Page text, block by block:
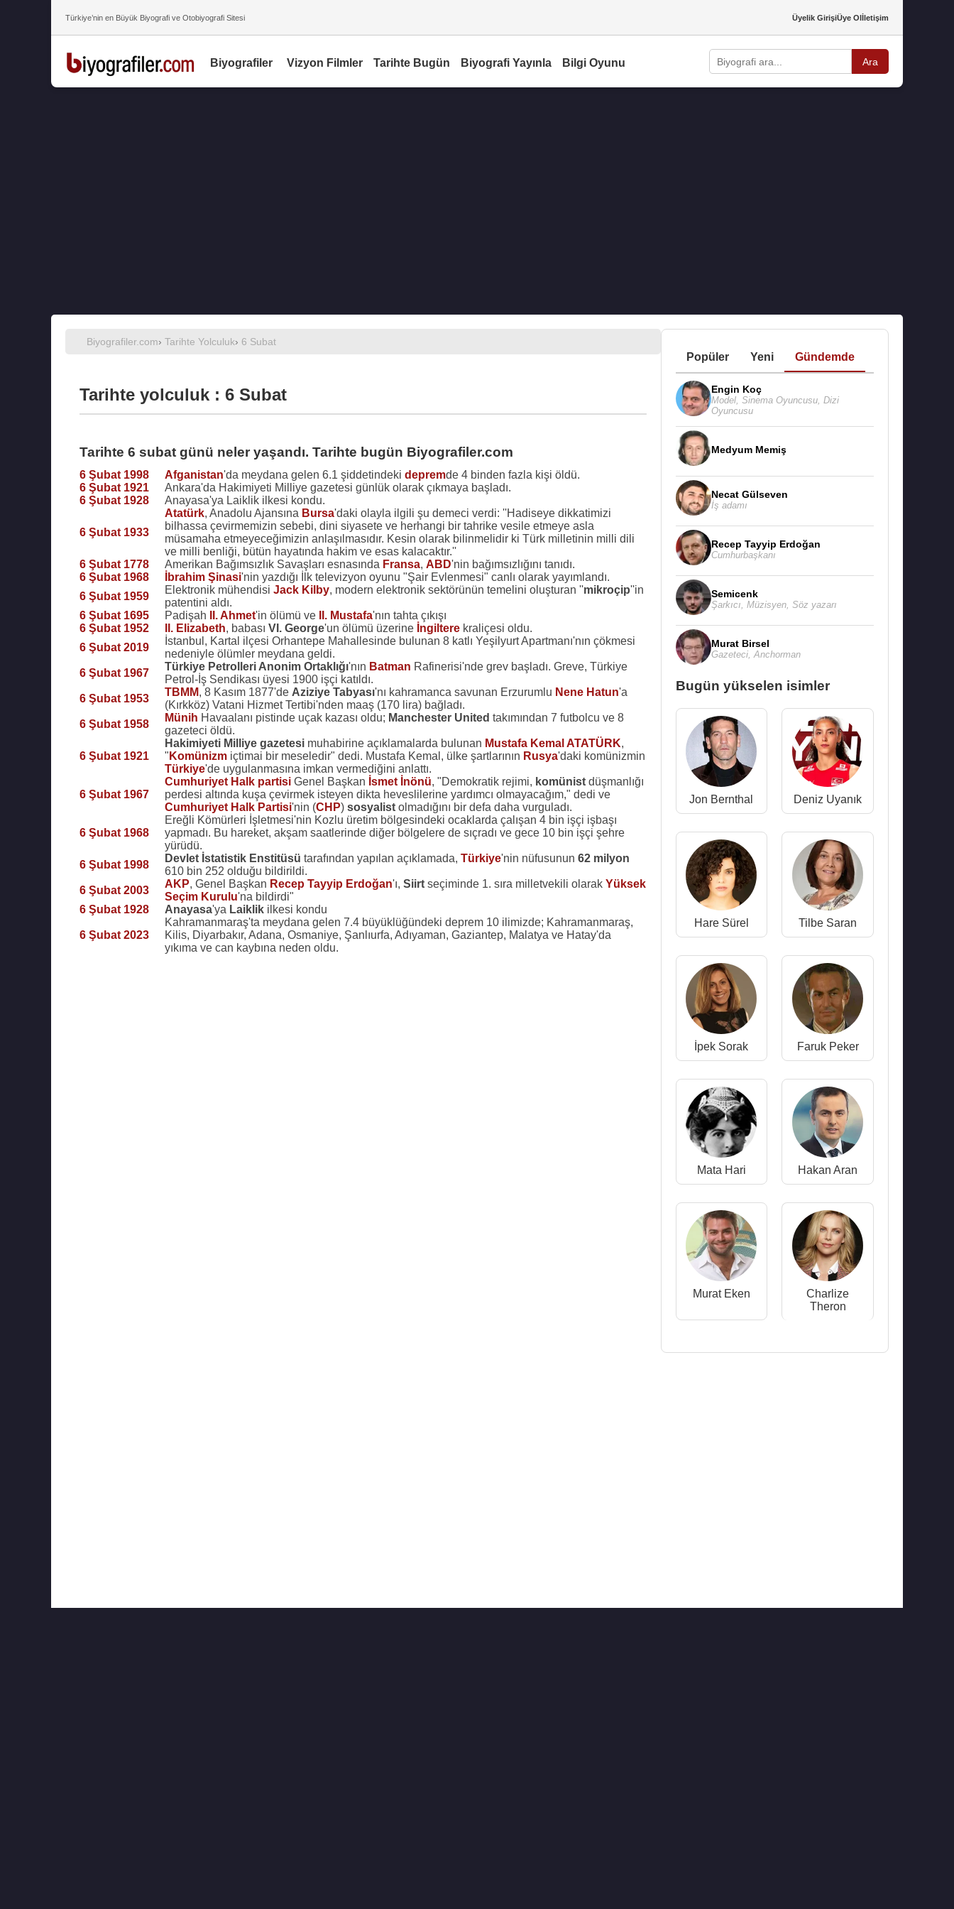
Türkiye’nin en Büyük Biyografi ve Otobiyografi Sitesi Üyelik GirişiÜye Olİletişim
Biyografiler Vizyon Filmler Tarihte Bugün Biyografi Yayınla Bilgi Oyunu Ara
Biyografiler.com› Tarihte Yolculuk› 6 Subat
Tarihte yolculuk : 6 Subat
Tarihte 6 subat günü neler yaşandı. Tarihte bugün Biyografiler.com
6 Şubat 1998 Afganistan'da meydana gelen 6.1 şiddetindeki depremde 4 binden fazla kişi öldü.
6 Şubat 1921
Ankara'da Hakimiyeti Milliye gazetesi günlük olarak çıkmaya başladı.
6 Şubat 1928
Anayasa'ya Laiklik ilkesi kondu.
6 Şubat 1933
Atatürk, Anadolu Ajansına Bursa'daki olayla ilgili şu demeci verdi: ''Hadiseye dikkatimizi
bilhassa çevirmemizin sebebi, dini siyasete ve herhangi bir tahrike vesile etmeye asla
müsamaha etmeyeceğimizin anlaşılmasıdır. Kesin olarak bilinmelidir ki Türk milletinin milli dili
ve milli benliği, bütün hayatında hakim ve esas kalacaktır.''
6 Şubat 1778
Amerikan Bağımsızlık Savaşları esnasında Fransa, ABD'nin bağımsızlığını tanıdı.
6 Şubat 1968
İbrahim Şinasi'nin yazdığı İlk televizyon oyunu "Şair Evlenmesi" canlı olarak yayımlandı.
6 Şubat 1959
Elektronik mühendisi Jack Kilby, modern elektronik sektörünün temelini oluşturan ''mikroçip''in
patentini aldı.
6 Şubat 1695
Padişah II. Ahmet'in ölümü ve II. Mustafa'nın tahta çıkışı
6 Şubat 1952
II. Elizabeth, babası VI. George'un ölümü üzerine İngilterekraliçesi oldu.
6 Şubat 2019
İstanbul, Kartal ilçesi Orhantepe Mahallesinde bulunan 8 katlı Yeşilyurt Apartmanı'nın çökmesi
nedeniyle ölümler meydana geldi.
6 Şubat 1967
Türkiye Petrolleri Anonim Ortaklığı'nın Batman Rafinerisi'nde grev başladı. Greve, Türkiye
Petrol-İş Sendikası üyesi 1900 işçi katıldı.
6 Şubat 1953
TBMM, 8 Kasım 1877'de Aziziye Tabyası'nı kahramanca savunan Erzurumlu Nene Hatun'a
(Kırkköz) Vatani Hizmet Tertibi'nden maaş (170 lira) bağladı.
6 Şubat 1958
Münih Havaalanı pistinde uçak kazası oldu; Manchester United takımından 7 futbolcu ve 8
gazeteci öldü.
6 Şubat 1921
Hakimiyeti Milliye gazetesimuhabirine açıklamalarda bulunan Mustafa Kemal ATATÜRK,
" Komünizmiçtimai bir meseledir" dedi. Mustafa Kemal, ülke şartlarının Rusya'daki komünizmin
Türkiye'de uygulanmasına imkan vermediğini anlattı.
6 Şubat 1967
Cumhuriyet Halk partisiGenel Başkan İsmet İnönü, "Demokratik rejimi, komünistdüşmanlığı
perdesi altında kuşa çevirmek isteyen dikta heveslilerine yardımcı olmayacağım," dedi ve
Cumhuriyet Halk Partisi'nin (CHP) sosyalistolmadığını bir defa daha vurguladı.
6 Şubat 1968
Ereğli Kömürleri İşletmesi'nin Kozlu üretim bölgesindeki ocaklarda çalışan 4 bin işçi işbaşı
yapmadı. Bu hareket, akşam saatlerinde diğer bölgelere de sıçradı ve gece 10 bin işçi şehre
yürüdü.
6 Şubat 1998
Devlet İstatistik Enstitüsü tarafından yapılan açıklamada, Türkiye'nin nüfusunun 62 milyon
610 bin 252 olduğu bildirildi.
6 Şubat 2003
AKP, Genel Başkan Recep Tayyip Erdoğan'ı, Siirtseçiminde 1. sıra milletvekili olarak Yüksek
Seçim Kurulu'na bildirdi"
6 Şubat 1928
Anayasa'ya Laiklikilkesi kondu
6 Şubat 2023
Kahramanmaraş'ta meydana gelen 7.4 büyüklüğündeki deprem 10 ilimizde; Kahramanmaraş,
Kilis, Diyarbakır, Adana, Osmaniye, Şanlıurfa, Adıyaman, Gaziantep, Malatya ve Hatay'da
yıkıma ve can kaybına neden oldu.
Popüler Yeni Gündemde
Engin Koç
Model, Sinema Oyuncusu, Dizi
Oyuncusu
Medyum Memiş
Necat Gülseven
İş adamı
Recep Tayyip Erdoğan
Cumhurbaşkanı
Semicenk
Şarkıcı Müzisyen, Söz yazarı
Murat Birsel
Gazeteci, Anchorman
Bugün yükselen isimler
Jon Bernthal Deniz Uyanık
Hare Sürel Tilbe Saran
İpek Sorak Faruk Peker
Mata Hari Hakan Aran
Murat Eken
Charlize
Theron